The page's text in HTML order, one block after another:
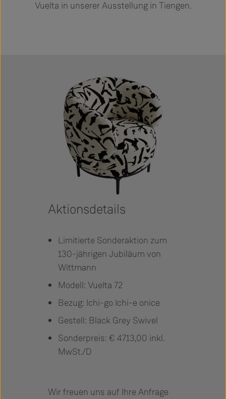
Vuelta in unserer Ausstellung in Tiengen.
Aktionsdetails
Limitierte Sonderaktion zum
130-jährigen Jubiläum von
Wittmann
Modell: Vuelta 72
Bezug: Ichi-go Ichi-e onice
Gestell: Black Grey Swivel
Sonderpreis: € 4713,00 inkl.
MwSt./D
Wir freuen uns auf Ihre Anfrage